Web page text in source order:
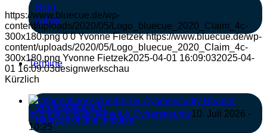
Blog
News
Termine
Veranstaltungen
bluecue online impulse
https://www.bluecue.de/wp-
content/uploads/2020/05/Logo_bluecue_2020_Claim_4c-
300x180.png 0 0 Yvonne Fietzek https://www.bluecue.de/wp-
content/uploads/2020/05/Logo_bluecue_2020_Claim_4c-
300x180.png Yvonne Fietzek2025-04-01 16:09:032025-04-
01 16:09:03designwerkschau
Kürzlich
Informationssicherheit & Cybersecurity10. Juli 2026 -
10:25